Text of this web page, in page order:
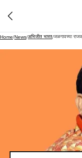
Home/News/अभिजीत भारत/जळगावच्या